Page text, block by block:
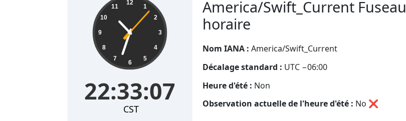
America/Swift_Current Fuseau
horaire
12
1
2
3
4
5
6
7
8
9
10
11
22:33:08
CST
Nom IANA : America/Swift_Current
Décalage standard : UTC −06:00
Heure d'été : Non
Observation actuelle de l'heure d'été : No ❌